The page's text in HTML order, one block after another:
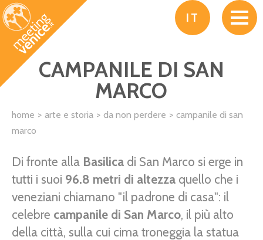
Salta al contenuto principale
IT
CAMPANILE DI SAN
MARCO
home arte e storia da non perdere
campanile di san
marco
Di fronte alla Basilica di San Marco si erge in
tutti i suoi 96.8 metri di altezza quello che i
veneziani chiamano "il padrone di casa": il
celebre campanile di San Marco, il più alto
della città, sulla cui cima troneggia la statua